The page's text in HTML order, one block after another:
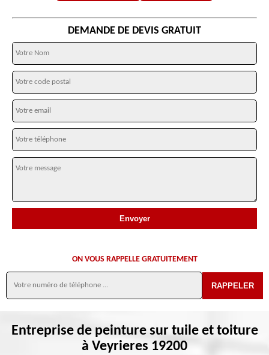
DEMANDE DE DEVIS GRATUIT
ON VOUS RAPPELLE GRATUITEMENT
Entreprise de peinture sur tuile et toiture
à Veyrieres 19200